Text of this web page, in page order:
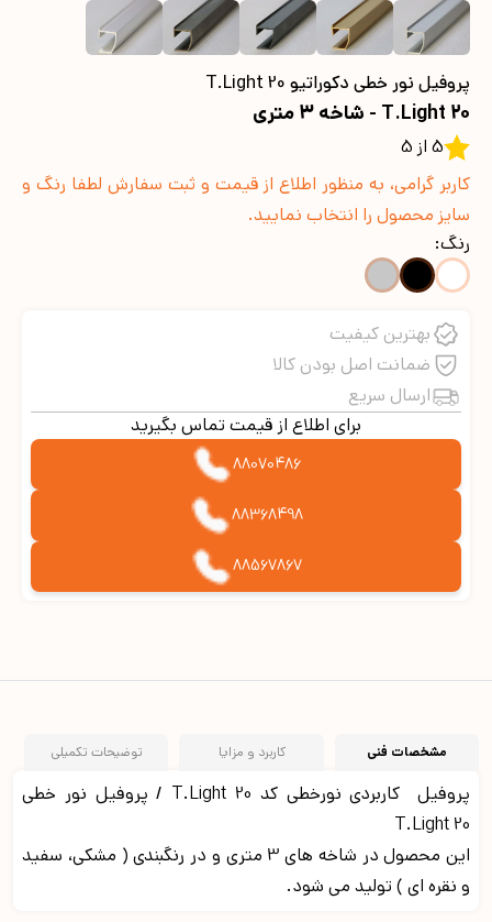
پروفیل نور خطی دکوراتیو T.Light 20
T.Light 20 - شاخه 3 متری
5 از 5
کاربر گرامی، به منظور اطلاع از قیمت و ثبت سفارش لطفا رنگ و
سایز محصول را انتخاب نمایید.
رنگ:
بهترین کیفیت
ضمانت اصل بودن کالا
ارسال سریع
برای اطلاع از قیمت تماس بگیرید
88070486
88368498
88567867
مشخصات فنی کاربرد و مزایا توضیحات تکمیلی
پروفیل کاربردی نورخطی کد T.Light 20 / پروفیل نور خطی
T.Light 20
این محصول در شاخه های 3 متری و در رنگبندی ( مشکی، سفید
و نقره ای ) تولید می شود.